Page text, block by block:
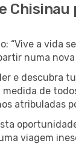
Chisinau
“Vive a vida
numa
e descubra
medida de
atribuladas
viagem